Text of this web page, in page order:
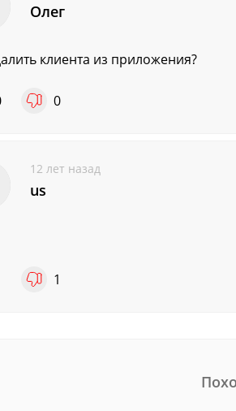
Олег
клиента из приложения?
0
12 лет назад
us
1